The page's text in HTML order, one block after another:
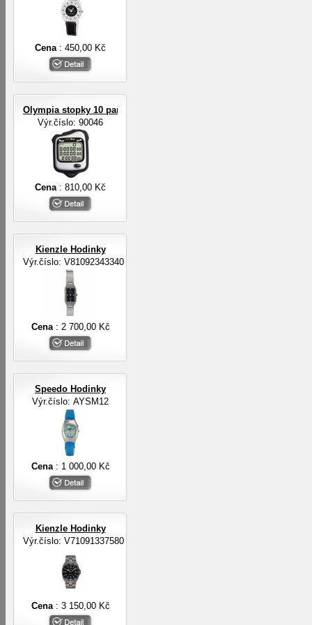
Cena : 450,00 Kč
Olympia stopky 10 pamětí na mezičasy, 3-řádkový displej
Výr.číslo: 90046
Cena : 810,00 Kč
Kienzle Hodinky
Výr.číslo: V81092343340
Cena : 2 700,00 Kč
Speedo Hodinky
Výr.číslo: AYSM12
Cena : 1 000,00 Kč
Kienzle Hodinky
Výr.číslo: V71091337580
Cena : 3 150,00 Kč